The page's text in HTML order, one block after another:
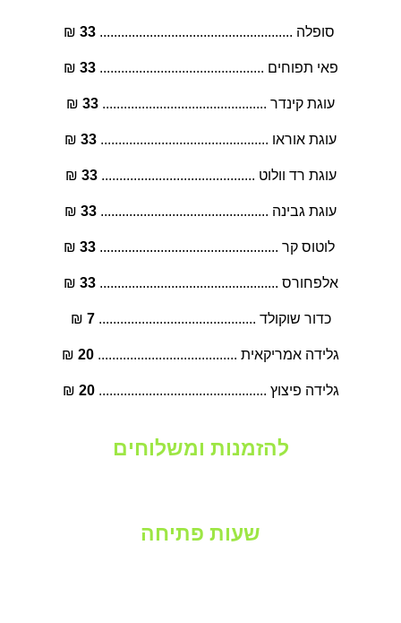
33
₪
פאי תפוחים .............................................. 33
₪
עוגת קינדר .............................................. 33
₪
עוגת אוראו ............................................... 33
₪
עוגת רד וולוט ........................................... 33
₪
עוגת גבינה ............................................... 33
₪
לוטוס קר .................................................. 33
₪
אלפחורס .................................................. 33
₪
כדור שוקולד ............................................ 7
₪
גלידה אמריקאית ....................................... 20
₪
גלידה פיצוץ ............................................... 20
₪
להזמנות ומשלוחים
​שעות פתיחה